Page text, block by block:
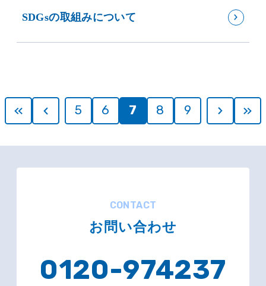
SDGsの取組みについて
5 6 7 8 9
CONTACT
お問い合わせ
0120-974237